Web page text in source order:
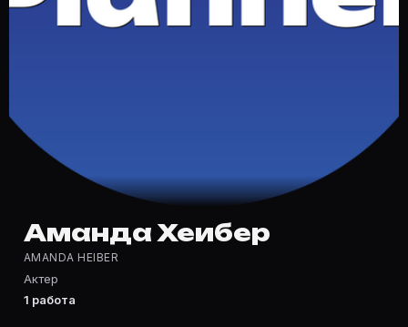
Где снимался Аманда Хеибер?
Аманда Хеибер — актёр. Биография и роли на
Где открыть фильмографию Аманда Хеибер?
На Movie Planner: https://movie-planner.ru/s/
Аманда Хеибер
AMANDA HEIBER
Актер
1 работа